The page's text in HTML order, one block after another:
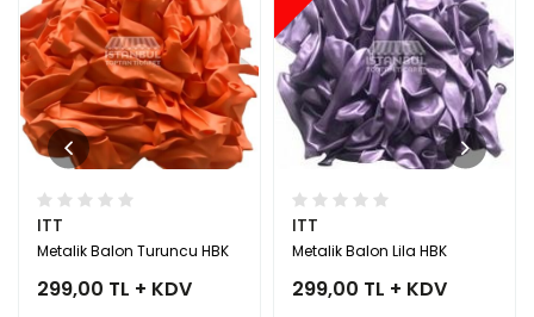
ITT
Metalik Balon Turuncu HBK
299,00 TL + KDV
ITT
Metalik Balon Lila HBK
299,00 TL + KDV